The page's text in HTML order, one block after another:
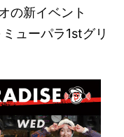
の新イベント
ューパラ1stグリ